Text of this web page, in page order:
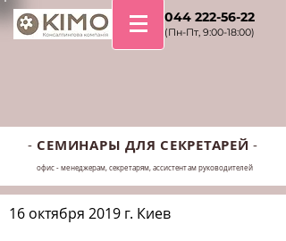
+38 044 222-56-22
(Пн-Пт, 9:00-18:00)
- СЕМИНАРЫ ДЛЯ СЕКРЕТАРЕЙ -
офис - менеджерам, секретарям, ассистентам руководителей
16 октября 2019 г. Киев